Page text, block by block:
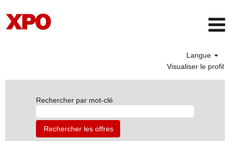
Langue
Visualiser le profil
Rechercher par mot-clé